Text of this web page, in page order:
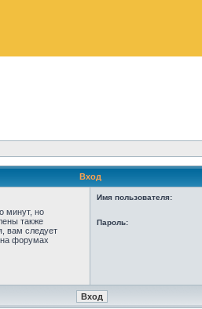
Вход
минут, но
также
вам следует
на форумах
Имя пользователя:
Пароль: